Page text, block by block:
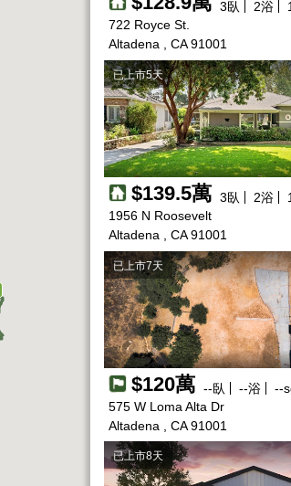
3臥 2浴
722 Royce St.
Altadena , CA 91001
已上市5天
$139.5萬 3臥 2浴
1956 N Roosevelt
Altadena , CA 91001
已上市7天
$120萬 --臥 --浴 --
575 W Loma Alta Dr
Altadena , CA 91001
已上市8天